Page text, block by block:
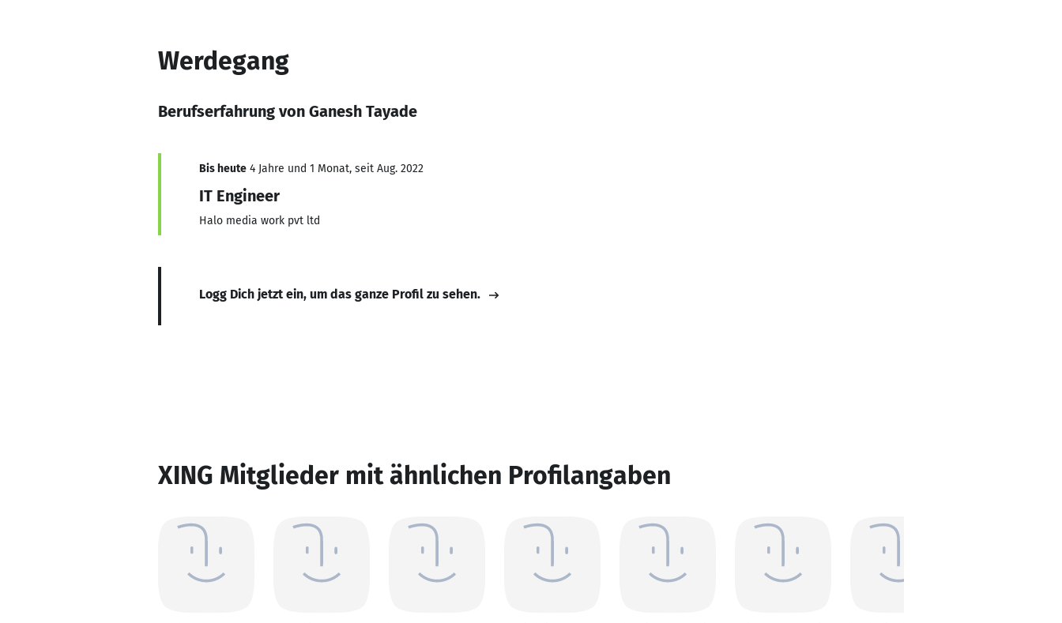
Werdegang
Berufserfahrung von Ganesh Tayade
Bis heute 4 Jahre und 1 Monat, seit Aug. 2022
IT Engineer
Halo media work pvt ltd
Logg Dich jetzt ein, um das ganze Profil zu sehen.
XING Mitglieder mit ähnlichen Profilangaben